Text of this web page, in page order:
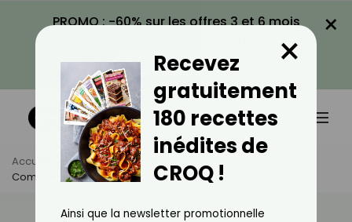
PROMO : -60% sur les offres 3 et 6 mois
VOIR LA PROMO
×
Accueil Actus
Actualités
Comment Utiliser Le Rétinol Sur Le Visage ?
Recevez
gratuitement
180 recettes
inédites de
CROQ !
×
Ainsi que la newsletter promotionnelle